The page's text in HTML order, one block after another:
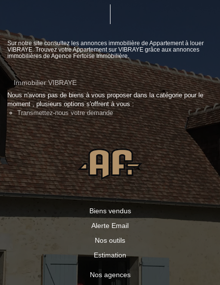
Sur notre site consultez les annonces immobilière de Appartement à louer
VIBRAYE. Trouvez votre Appartement sur VIBRAYE grâce aux annonces
immobilières de Agence Fertoise Immobilière.
Immobilier VIBRAYE
Nous n'avons pas de biens à vous proposer dans la catégorie pour le
moment , plusieurs options s'offrent à vous :
Transmettez-nous votre demande
Biens vendus
Alerte Email
Nos outils
Estimation
Nos agences